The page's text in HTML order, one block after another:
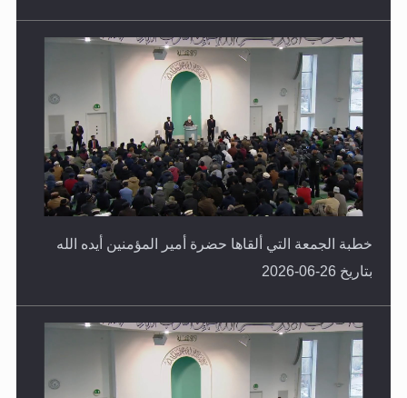
خطبة الجمعة التي ألقاها حضرة أمير المؤمنين أيده الله
بتاريخ 26-06-2026